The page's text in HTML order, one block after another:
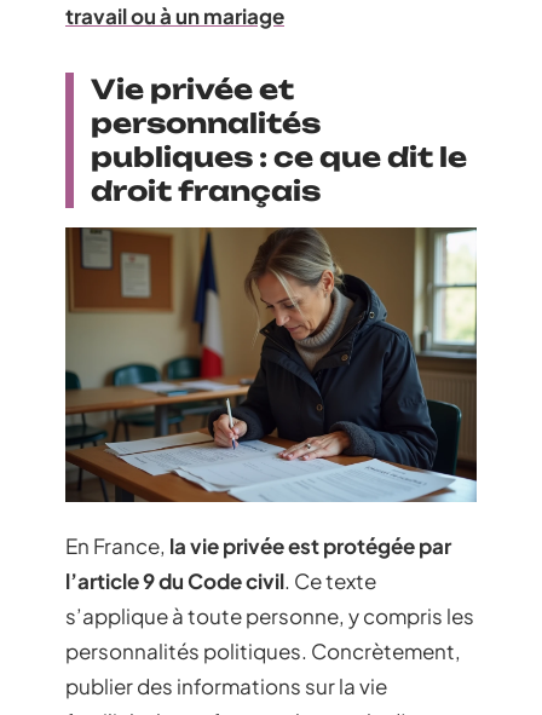
travail ou à un mariage
Vie privée et
personnalités
publiques : ce que dit le
droit français
En France, la vie privée est protégée par
l’article 9 du Code civil. Ce texte
s’applique à toute personne, y compris les
personnalités politiques. Concrètement,
publier des informations sur la vie